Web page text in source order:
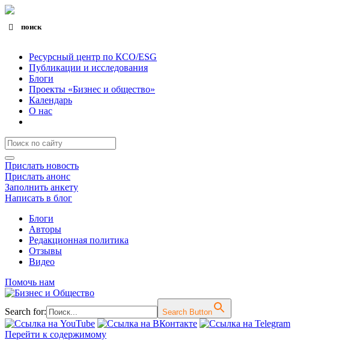
поиск
Ресурсный центр по КСО/ESG
Публикации и исследования
Блоги
Проекты «Бизнес и общество»
Календарь
О нас
Прислать новость
Прислать анонс
Заполнить анкету
Написать в блог
Блоги
Авторы
Редакционная политика
Отзывы
Видео
Помочь нам
Search for: Search Button
Перейти к содержимому